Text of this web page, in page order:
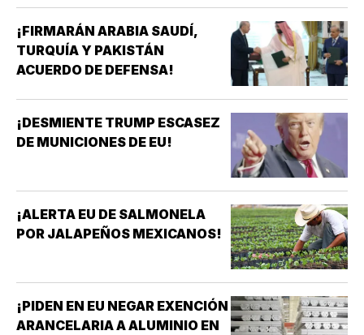
¡FIRMARÁN ARABIA SAUDÍ,
TURQUÍA Y PAKISTÁN
ACUERDO DE DEFENSA!
¡DESMIENTE TRUMP ESCASEZ
DE MUNICIONES DE EU!
¡ALERTA EU DE SALMONELA
POR JALAPEÑOS MEXICANOS!
¡PIDEN EN EU NEGAR EXENCIÓN
ARANCELARIA A ALUMINIO EN